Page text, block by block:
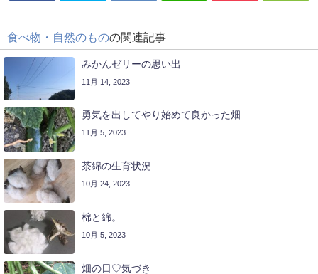
食べ物・自然のものの関連記事
みかんゼリーの思い出
11月 14, 2023
勇気を出してやり始めて良かった畑
11月 5, 2023
茶綿の生育状況
10月 24, 2023
棉と綿。
10月 5, 2023
畑の日♡気づき